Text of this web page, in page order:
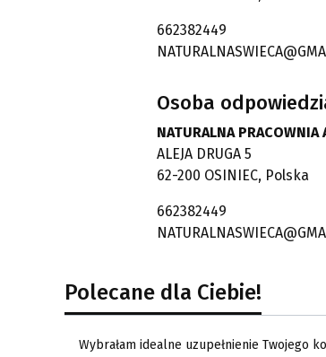
662382449
Osoba
NATURALNA PRACOWNIA
ALEJA DRUGA 5
62-200 OSINIEC, Polska
662382449
Polecane dla Ciebie!
Wybrałam idealne uzupełnienie Twojego